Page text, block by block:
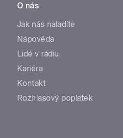
O nás
Jak nás naladíte
Nápověda
Lidé v rádiu
Kariéra
Kontakt
Rozhlasový poplatek